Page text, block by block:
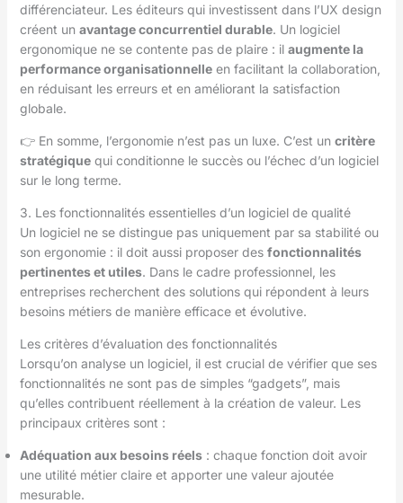
différenciateur. Les éditeurs qui investissent dans l’UX design
créent un avantage concurrentiel durable. Un logiciel
ergonomique ne se contente pas de plaire : il augmente la
performance organisationnelleen facilitant la collaboration,
en réduisant les erreurs et en améliorant la satisfaction
globale.
👉 En somme, l’ergonomie n’est pas un luxe. C’est un critère
stratégiquequi conditionne le succès ou l’échec d’un logiciel
sur le long terme.
3. Les fonctionnalités essentielles d’un logiciel de qualité
Un logiciel ne se distingue pas uniquement par sa stabilité ou
son ergonomie : il doit aussi proposer des fonctionnalités
pertinentes et utiles. Dans le cadre professionnel, les
entreprises recherchent des solutions qui répondent à leurs
besoins métiers de manière efficace et évolutive.
Les critères d’évaluation des fonctionnalités
Lorsqu’on analyse un logiciel, il est crucial de vérifier que ses
fonctionnalités ne sont pas de simples “gadgets”, mais
qu’elles contribuent réellement à la création de valeur. Les
principaux critères sont :
Adéquation aux besoins réels: chaque fonction doit avoir
une utilité métier claire et apporter une valeur ajoutée
mesurable.